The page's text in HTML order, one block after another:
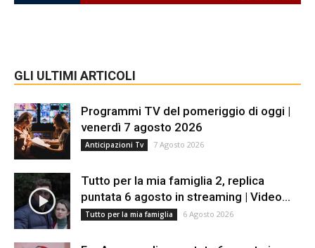
GLI ULTIMI ARTICOLI
Programmi TV del pomeriggio di oggi |
venerdì 7 agosto 2026
Anticipazioni Tv 7 Agosto 2026
Tutto per la mia famiglia 2, replica
puntata 6 agosto in streaming | Video...
Tutto per la mia famiglia 6 Agosto 2026